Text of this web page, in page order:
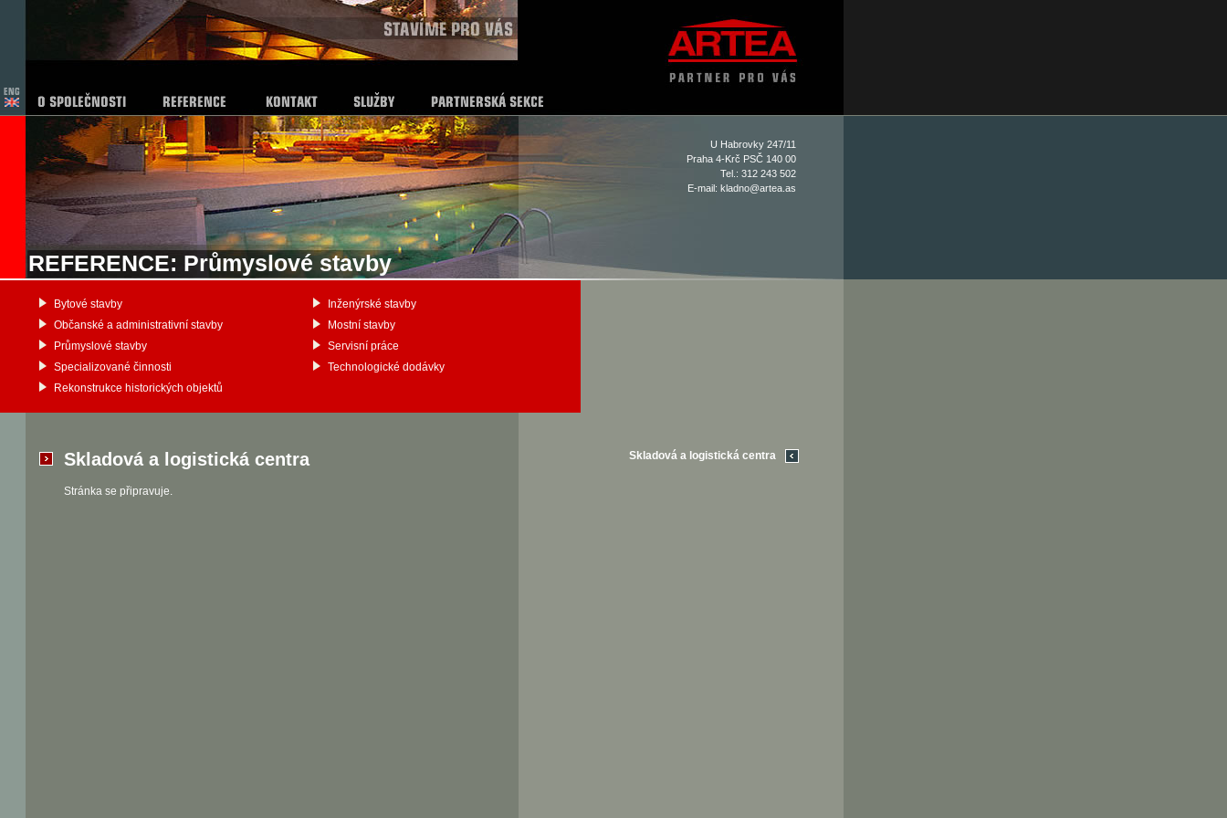
REFERENCE: Průmyslové stavby
U Habrovky 247/11
Praha 4-Krč PSČ 140 00
Tel.: 312 243 502
E-mail: kladno@artea.as
Inženýrské stavby
Mostní stavby
Servisní práce
Technologické dodávky
Bytové stavby
Občanské a administrativní stavby
Průmyslové stavby
Specializované činnosti
Rekonstrukce historických objektů
Skladová a logistická centra
Stránka se připravuje.
Skladová a logistická centra